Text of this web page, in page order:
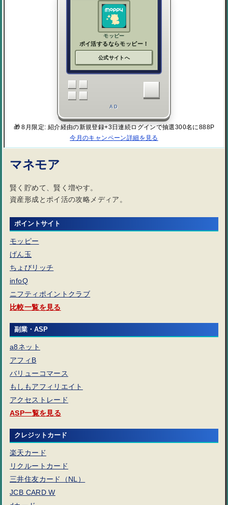
モッピー
ポイ活するならモッピー！
公式サイトへ
AD
🎁 8月限定: 紹介経由の新規登録+3日連続ログインで抽選300名に888P
今月のキャンペーン詳細を見る
マネモア
賢く貯めて、賢く増やす。
資産形成とポイ活の攻略メディア。
ポイントサイト
モッピー
げん玉
ちょびリッチ
infoQ
ニフティポイントクラブ
比較一覧を見る
副業・ASP
a8ネット
アフィB
バリューコマース
もしもアフィリエイト
アクセストレード
ASP一覧を見る
クレジットカード
楽天カード
リクルートカード
三井住友カード（NL）
JCB CARD W